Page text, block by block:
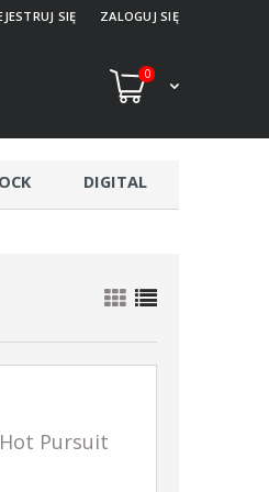
SIĘ ZALOGUJ SIĘ
0
DIGITAL
Pursuit